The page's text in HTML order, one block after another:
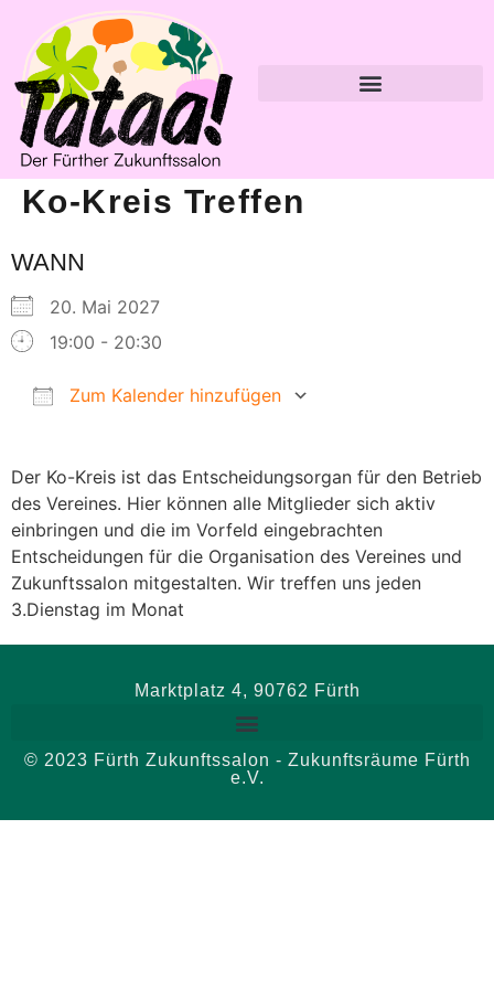
Ko-Kreis Treffen
WANN
20. Mai 2027
19:00 - 20:30
Zum Kalender hinzufügen
Der Ko-Kreis ist das Entscheidungsorgan für den Betrieb
des Vereines. Hier können alle Mitglieder sich aktiv
einbringen und die im Vorfeld eingebrachten
Entscheidungen für die Organisation des Vereines und
Zukunftssalon mitgestalten. Wir treffen uns jeden
3.Dienstag im Monat
Marktplatz 4, 90762 Fürth
© 2023 Fürth Zukunftssalon - Zukunftsräume Fürth
e.V.